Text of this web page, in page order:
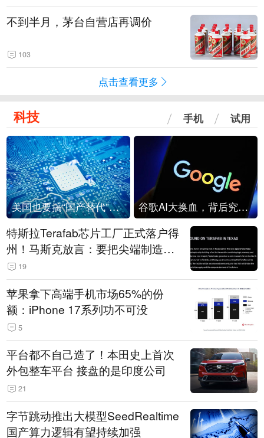
不到半月，茅台自营店再调价
103
点击查看更多
科技 手机 试用
美国也要搞“国产替代”？先算清三笔账 谷歌AI大换血，背后究竟发生了什么？
特斯拉Terafab芯片工厂正式落户得
州！马斯克放言：要把尖端制造带
回美国
19
苹果拿下高端手机市场65%的份
额：iPhone 17系列功不可没
5
平台都不自己造了！本田史上首次
外包整车平台 接盘的是印度公司
21
字节跳动推出大模型SeedRealtime
国产算力逻辑有望持续加强